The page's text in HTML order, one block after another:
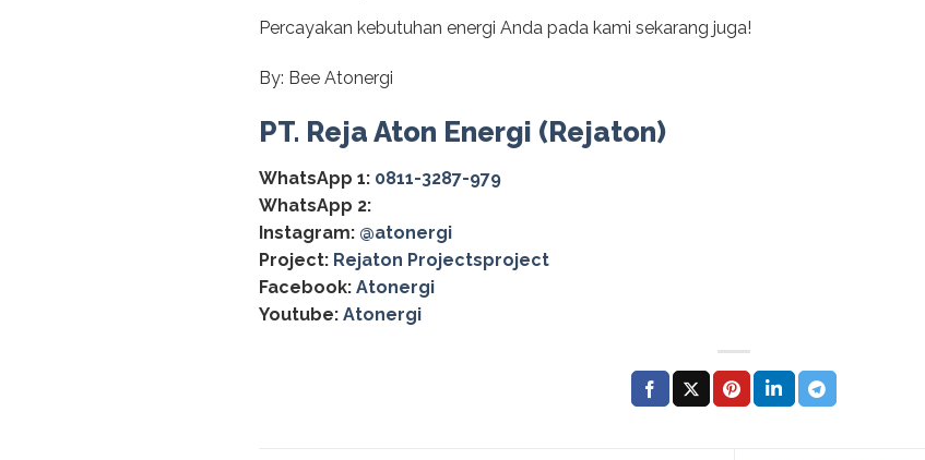
Percayakan kebutuhan energi Anda pada kami sekarang juga!
By: Bee Atonergi
PT. Reja Aton Energi (Rejaton)
WhatsApp 1: 0811-3287-979
WhatsApp 2:
Instagram: @‌atonergi
Project: Rejaton Projectsproject
Facebook: Atonergi
Youtube: Atonergi